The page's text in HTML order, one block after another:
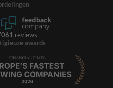
reviews
awards